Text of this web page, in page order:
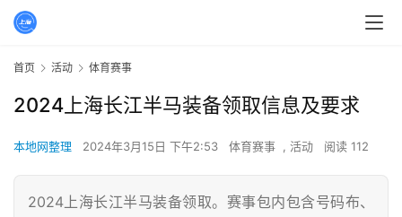
首页 活动 体育赛事
2024上海长江半马装备领取信息及要求
本地网整理 2024年3月15日 下午2:53 体育赛事 , 活动 阅读 112
2024上海长江半马装备领取。赛事包内包含号码布、